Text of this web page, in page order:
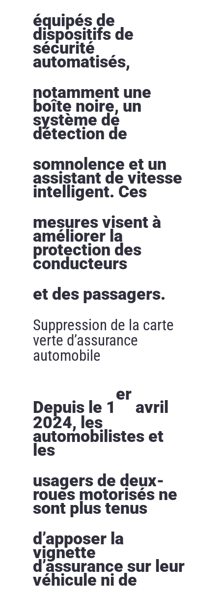
équipés de
dispositifs de
sécurité
automatisés,
notamment une
boîte noire, un
système de
détection de
somnolence et un
assistant de vitesse
intelligent. Ces
mesures visent à
améliorer la
protection des
conducteurs
et des passagers.
Suppression de la carte
verte d’assurance
automobile
Depuis le 1
er
avril
2024, les
automobilistes et
les
usagers de deux-
roues motorisés ne
sont plus tenus
d’apposer la
vignette
d’assurance sur leur
véhicule ni de